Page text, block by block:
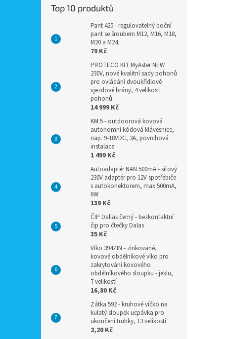
Top 10 produktů
Pant 425 - regulovatelný boční
pant se šroubem M12, M16, M18,
M20 a M24.
79 Kč
PROTECO KIT MyAster NEW
230V, nové kvalitní sady pohonů
pro ovládání dvoukřídlové
vjezdové brány, 4 velikosti
pohonů
14 999 Kč
KM 5 - outdoorová kovová
autonomní kódová klávesnice,
nap. 9-18VDC, 3A, povrchová
instalace.
1 499 Kč
Autoadaptér NAN 500mA - síťový
230V adaptér pro 12V spotřebiče
s autokonektorem, max 500mA,
6W
139 Kč
ČIP Dallas černý - bezkontaktní
čip pro čtečky Dalas
35 Kč
Víko 394ZIN - zinkované,
kovové obdélníkové víko pro
zakrytování kovového
obdélníkového sloupku - jeklu,
7 velikostí
16,80 Kč
Zátka 592 - kruhové víčko na
kulatý sloupek ucpávka pro
ukončení trubky, 13 velikostí
2,20 Kč